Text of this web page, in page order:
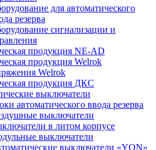
для автоматического
резерва
сигнализации и
продукция NE-AD
продукция Welrok
Welrok
продукция ДКС
выключатели
автоматического ввода резерва
выключатели
в литом корпусе
выключатели
выключатели «YON»